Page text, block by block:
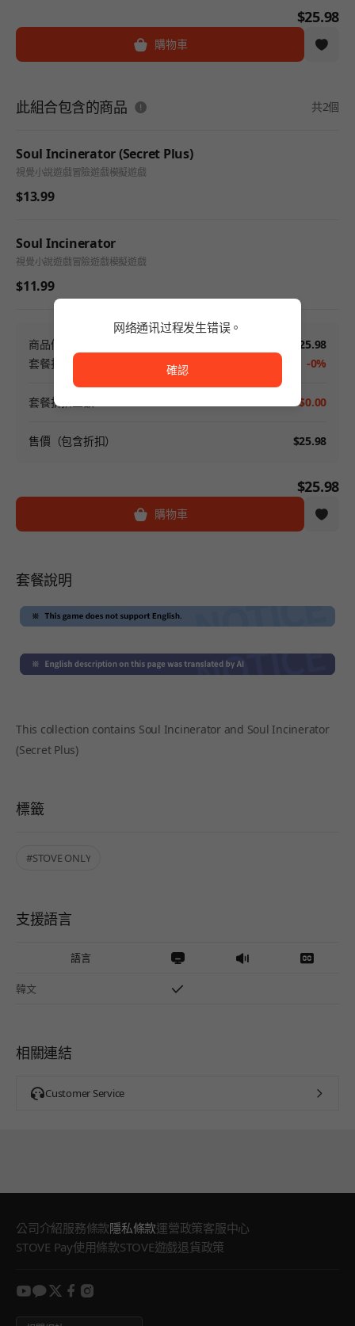
$25.98
購物車
此組合包含的商品 共2個
Soul Incinerator (Secret Plus)
視覺小說遊戲冒險遊戲模擬遊戲
$13.99
Soul Incinerator
視覺小說遊戲冒險遊戲模擬遊戲
$11.99
商品價格
$25.98
套餐折扣
-0%
套餐折扣金額 -$0.00
售價（包含折扣） $25.98
$25.98
購物車
套餐說明
This collection contains Soul Incinerator and Soul Incinerator
(Secret Plus)
標籤
#STOVE ONLY
支援語言
語言
韓文
相關連結
Customer Service
公司介紹服務條款隱私條款運營政策客服中心
STOVE Pay使用條款STOVE遊戲退貨政策
youtube
kakao
twitter
facebook
instagram
网络通讯过程发生错误。
確認